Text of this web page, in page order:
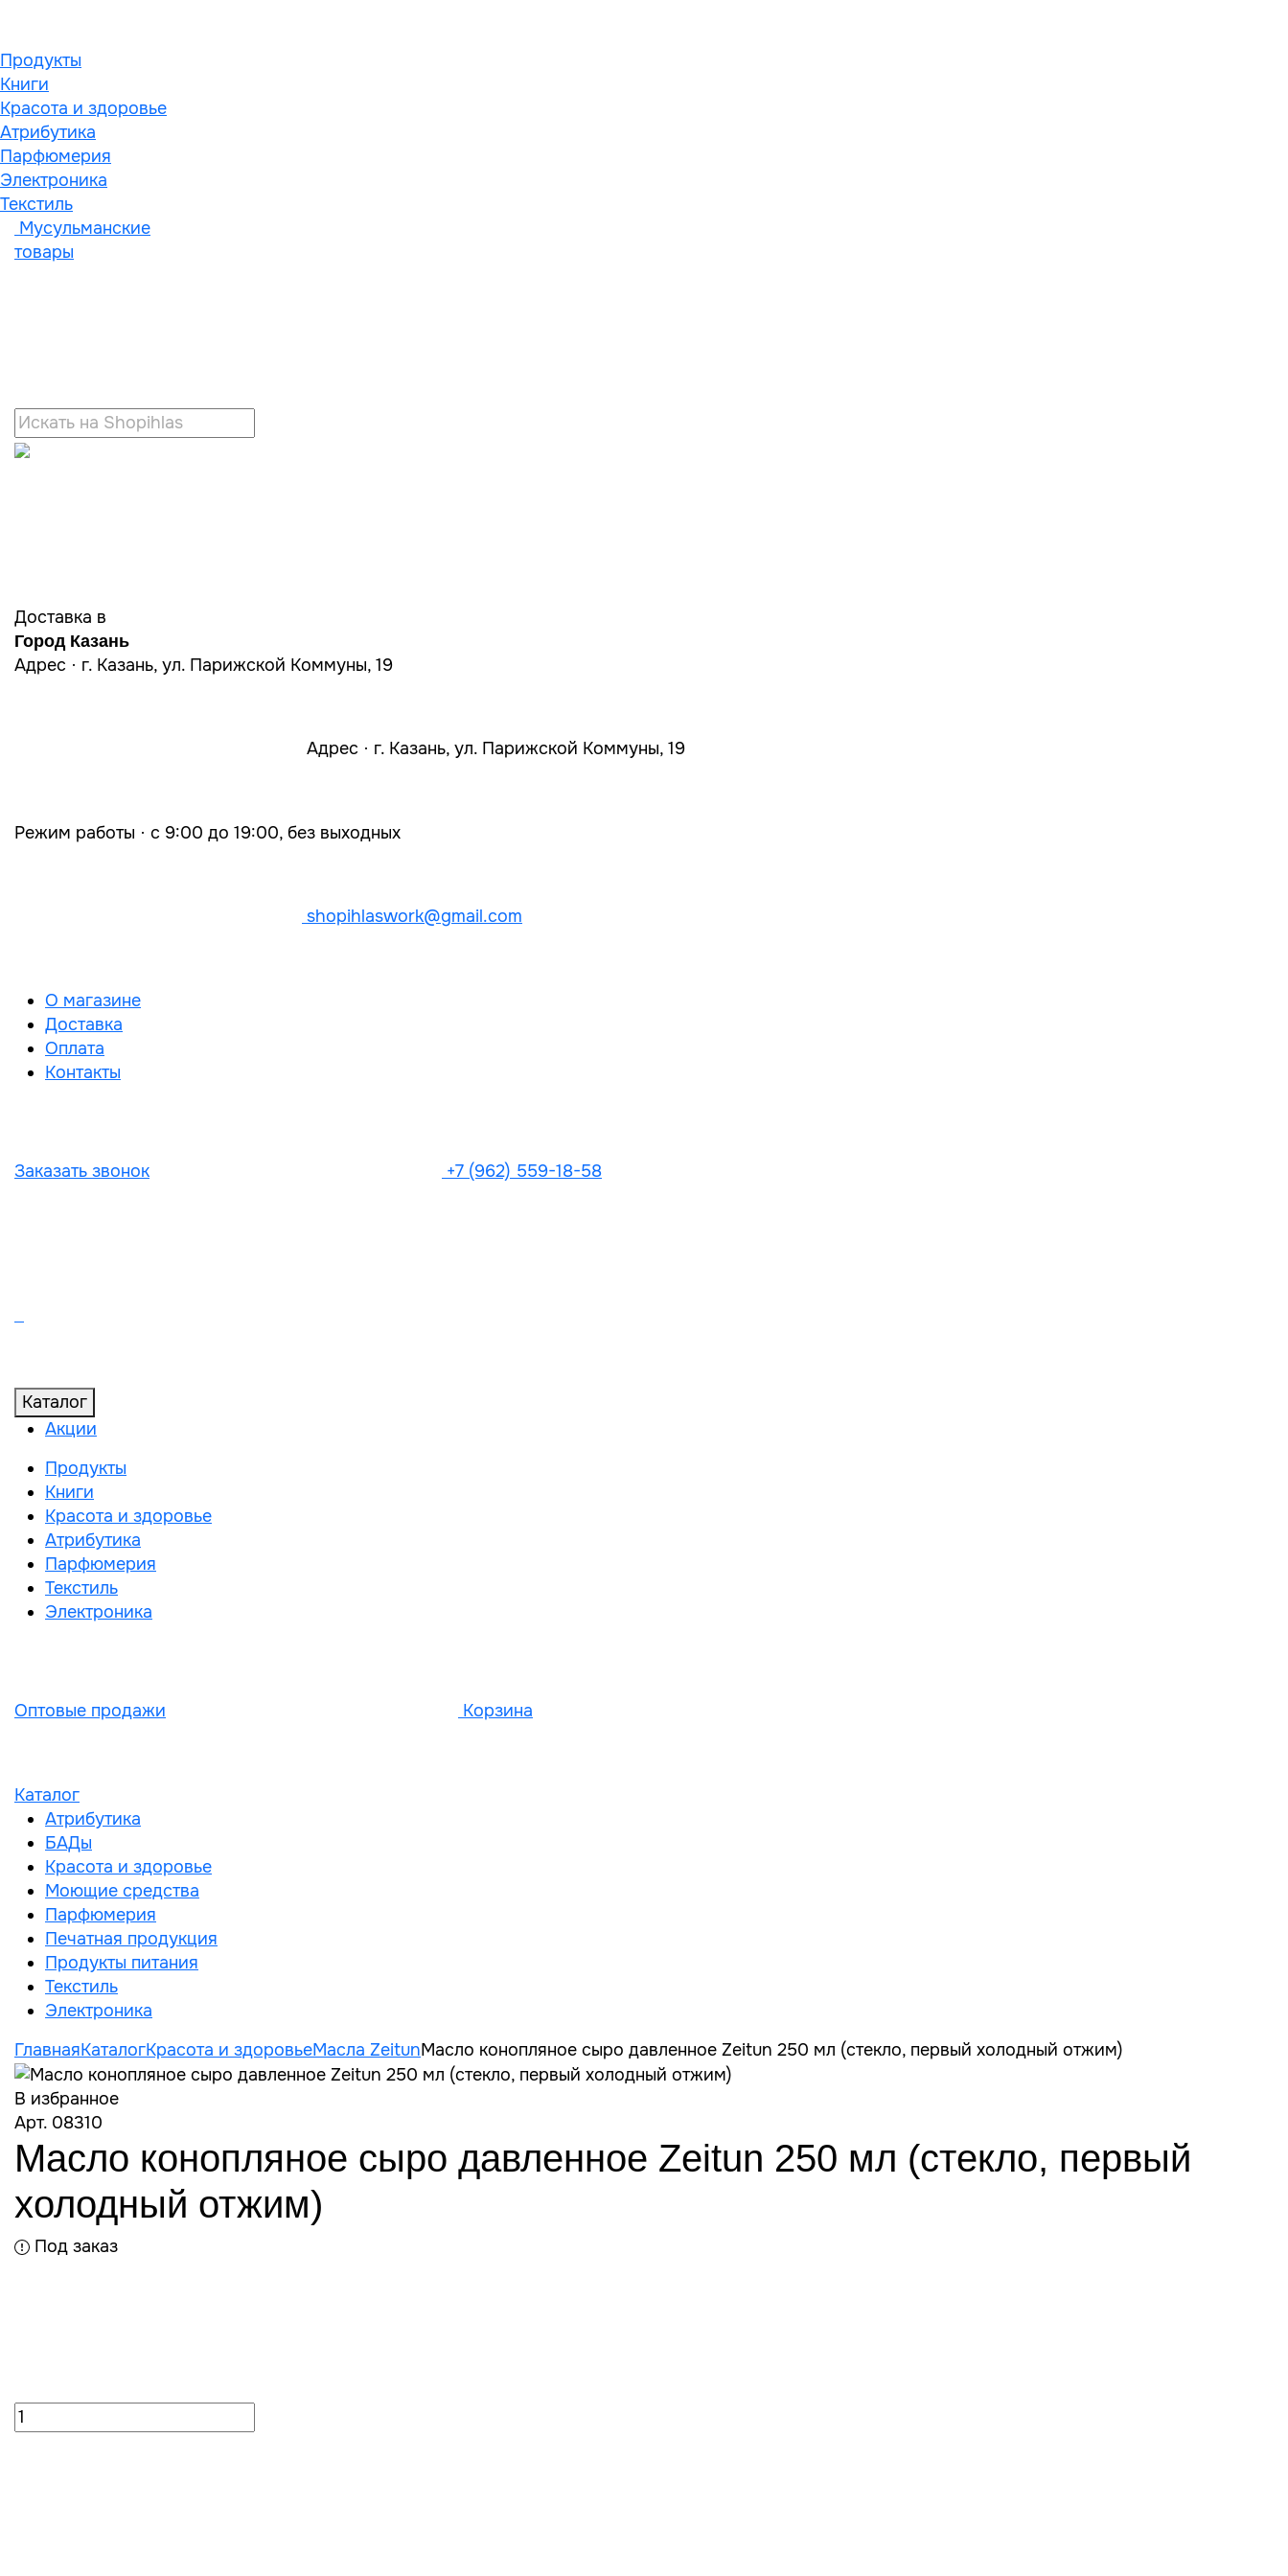
Продукты
Книги
Красота и здоровье
Атрибутика
Парфюмерия
Электроника
Текстиль
Мусульманские
товары
Доставка в
Город Казань
Адрес · г. Казань, ул. Парижской Коммуны, 19
Адрес · г. Казань, ул. Парижской Коммуны, 19
Режим работы · с 9:00 до 19:00, без выходных
shopihlaswork@gmail.com
О магазине
Доставка
Оплата
Контакты
Заказать звонок +7 (962) 559-18-58
Каталог
Акции
Продукты
Книги
Красота и здоровье
Атрибутика
Парфюмерия
Текстиль
Электроника
Оптовые продажи Корзина
Каталог
Атрибутика
БАДы
Красота и здоровье
Моющие средства
Парфюмерия
Печатная продукция
Продукты питания
Текстиль
Электроника
ГлавнаяКаталогКрасота и здоровьеМасла ZeitunМасло конопляное сыро давленное Zeitun 250 мл (стекло, первый холодный отжим)
В избранное
Арт. 08310
Масло конопляное сыро давленное Zeitun 250 мл (стекло, первый
холодный отжим)
Под заказ